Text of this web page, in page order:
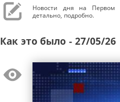
Новости дня на Первом
детально, подробно.
Как это было - 27/05/26